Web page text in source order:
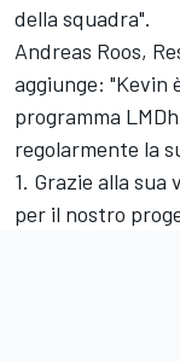
della squadra".
Andreas Roos,
aggiunge: "Kevin
programma
regolarmente la
1. Grazie alla
per il nostro